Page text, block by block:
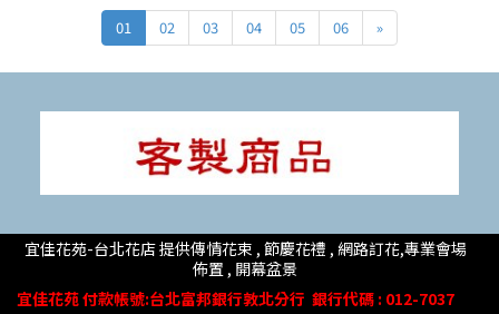
01 02 03 04 05 06 »
宜佳花苑-台北花店 提供傳情花束 , 節慶花禮 , 網路訂花,專業會場
佈置 , 開幕盆景
宜佳花苑付款帳號:台北富邦銀行敦北分行 銀行代碼 : 012-7037